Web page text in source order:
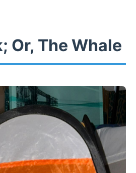
Or, The Whale